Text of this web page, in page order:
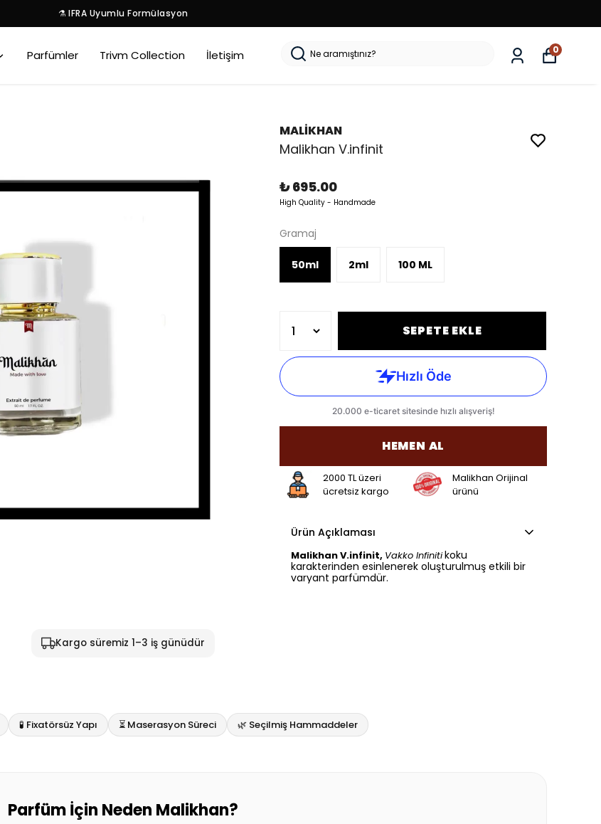
⚗️ IFRA Uyumlu Formülasyon
Parfümler Trivm Collection İletişim 0
MALİKHAN
Malikhan V.infinit
₺ 695.00
High Quality - Handmade
Gramaj
50ml 2ml 100 ML
SEPETE EKLE
HEMEN AL
2000 TL üzeri
ücretsiz kargo
Malikhan Orijinal
ürünü
Ürün Açıklaması
Malikhan V.infinit, Vakko Infinitikoku
karakterinden esinlenerek oluşturulmuş etkili bir
varyant parfümdür.
Kargo süremiz 1–3 iş günüdür
🧪 Fixatörsüz Yapı ⏳ Maserasyon Süreci 🌿 Seçilmiş Hammaddeler
Parfüm İçin Neden Malikhan?